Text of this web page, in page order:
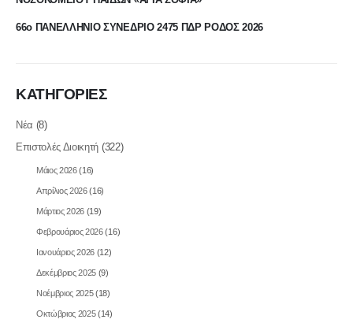
66ο ΠΑΝΕΛΛΗΝΙΟ ΣΥΝΕΔΡΙΟ 2475 ΠΔΡ ΡΟΔΟΣ 2026
ΚΑΤΗΓΟΡΙΕΣ
Νέα (8)
Επιστολές Διοικητή (322)
Μάιος 2026(16)
Απρίλιος 2026(16)
Μάρτιος 2026 (19)
Φεβρουάριος 2026(16)
Ιανουάριος 2026 (12)
Δεκέμβριος 2025 (9)
Νοέμβριος 2025(18)
Οκτώβριος 2025(14)